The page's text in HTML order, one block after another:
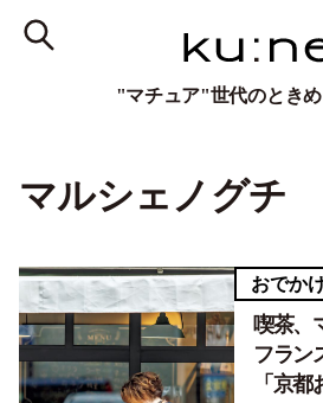
"マチュア"世代のときめ
マルシェノグチ
おでか
喫茶、
フラン
「京